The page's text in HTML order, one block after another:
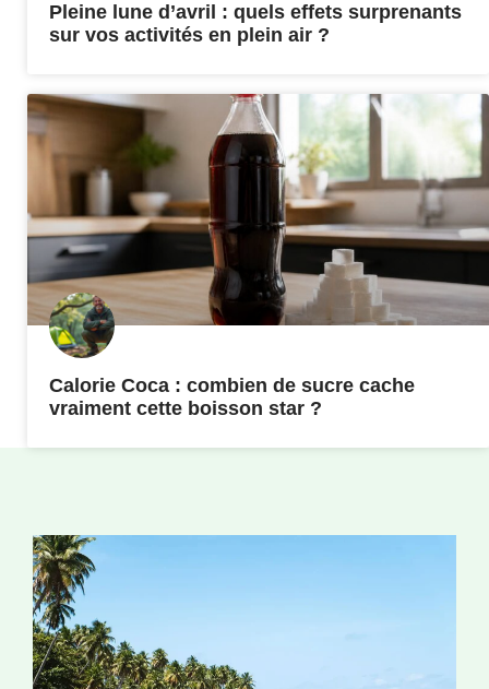
Pleine lune d’avril : quels effets surprenants
sur vos activités en plein air ?
Calorie Coca : combien de sucre cache
vraiment cette boisson star ?